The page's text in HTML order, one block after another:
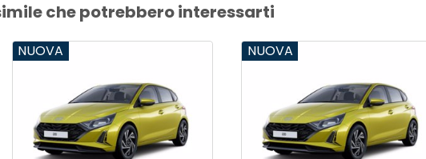
che potrebbero interessarti
NUOVA NUOVA